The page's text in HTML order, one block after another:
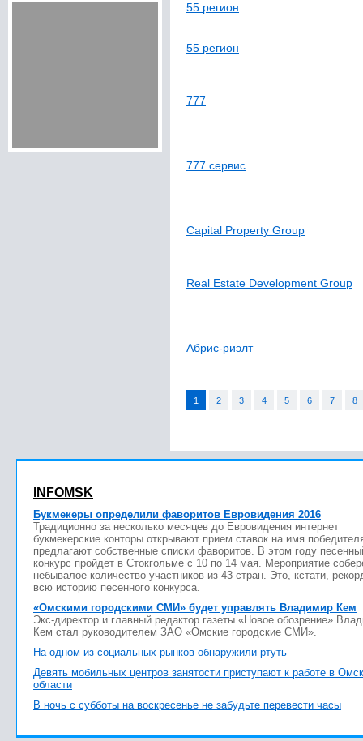
55 регион
55 регион
777
777 сервис
Capital Property Group
Real Estate Development Group
Абрис-риэлт
1 2 3 4 5 6 7 8
INFOMSK
Букмекеры определили фаворитов Евровидения 2016
Традиционно за несколько месяцев до Евровидения интернет
букмекерские конторы открывают прием ставок на имя
предлагают собственные списки фаворитов. В этом году
конкурс пройдет в Стокгольме с 10 по 14 мая. Мероприятие
небывалое количество участников из 43 стран. Это, кстати,
всю историю песенного конкурса.
«Омскими городскими СМИ» будет управлять Владимир Кем
Экс-директор и главный редактор газеты «Новое обозрение»
Кем стал руководителем ЗАО «Омские городские СМИ».
На одном из социальных рынков обнаружили ртуть
Девять мобильных центров занятости приступают к работе в
области
В ночь с субботы на воскресенье не забудьте перевести часы